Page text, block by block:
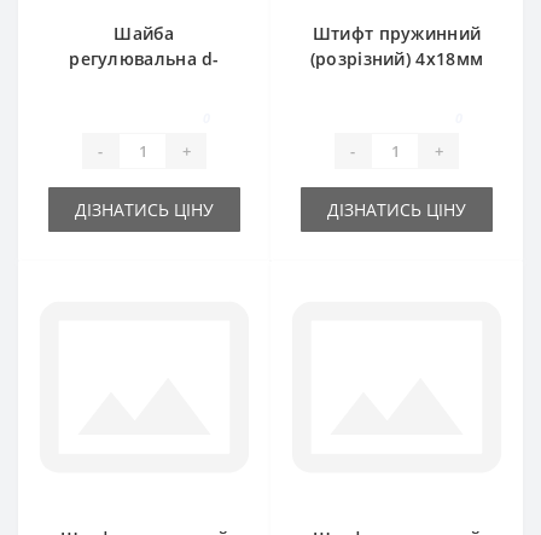
Шайба
регулювальна d-
- +
ДІЗНАТИСЬ ЦІНУ
Штифт пружинний
(розрізний) 4х18мм
- +
ДІЗНАТИСЬ ЦІНУ